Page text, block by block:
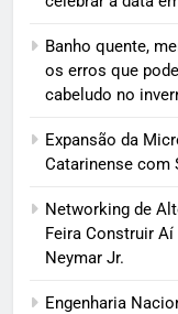
Banho quente,
os erros que
cabeludo no
Expansão da
Catarinense com
Networking de
Feira Construir
Neymar Jr.
Engenharia